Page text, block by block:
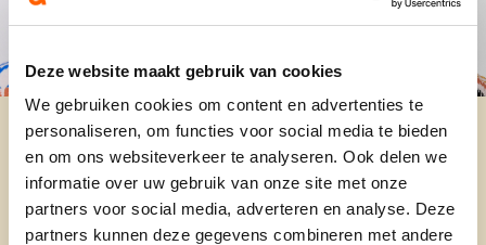
Deze website maakt gebruik van cookies
We gebruiken cookies om content en advertenties te
personaliseren, om functies voor social media te bieden
en om ons websiteverkeer te analyseren. Ook delen we
informatie over uw gebruik van onze site met onze
partners voor social media, adverteren en analyse. Deze
partners kunnen deze gegevens combineren met andere
Wie ben je?